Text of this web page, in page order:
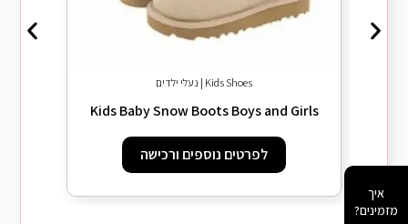
Kids Shoes | נעלי ילדים
Kids Baby Snow Boots Boys and Girls
לפרטים נוספים ורכישה
איך
מזמינים?